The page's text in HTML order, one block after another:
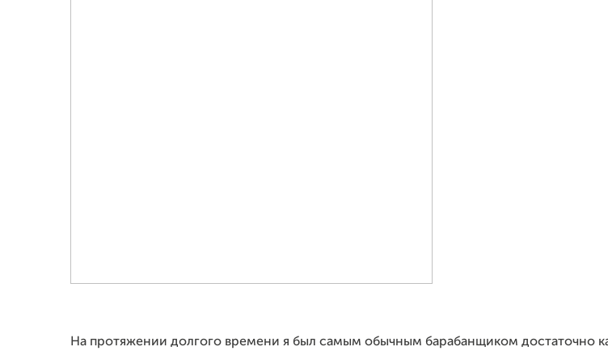
На протяжении долгого времени я был самым обычным барабанщиком достаточно